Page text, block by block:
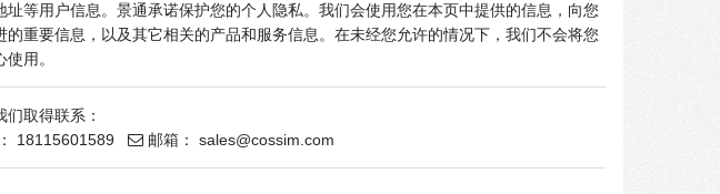
址等用户信息。景通承诺保护您的个人隐私。我们会使用您在本页中提供的信息，向您
的重要信息，以及其它相关的产品和服务信息。在未经您允许的情况下，我们不会将您
用。
取得联系：
18115601589 邮箱： sales@cossim.com